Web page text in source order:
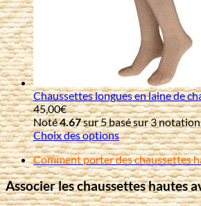
Chaussettes longues en laine de
45,00€
Noté4.67sur 5 basé sur3
Choix des options
Comment porter des chaussettes
Associer les chaussettes hautes